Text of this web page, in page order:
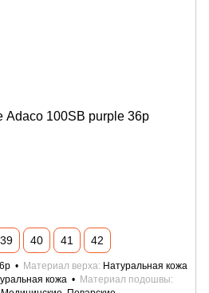
Adaco 100SB purple 36р
39 40 41 42
Материал верха Натуральная кожа
кожа
Материал подошвы